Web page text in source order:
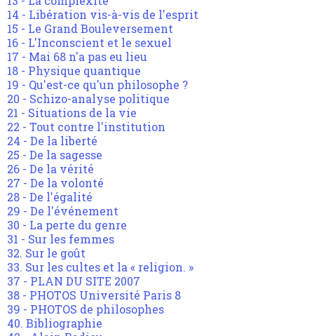
14 - Libération vis-à-vis de l'esprit
15 - Le Grand Bouleversement
16 - L'Inconscient et le sexuel
17 - Mai 68 n'a pas eu lieu
18 - Physique quantique
19 - Qu'est-ce qu'un philosophe ?
20 - Schizo-analyse politique
21 - Situations de la vie
22 - Tout contre l'institution
24 - De la liberté
25 - De la sagesse
26 - De la vérité
27 - De la volonté
28 - De l'égalité
29 - De l'événement
30 - La perte du genre
31 - Sur les femmes
32. Sur le goût
33. Sur les cultes et la « religion. »
37 - PLAN DU SITE 2007
38 - PHOTOS Université Paris 8
39 - PHOTOS de philosophes
40. Bibliographie